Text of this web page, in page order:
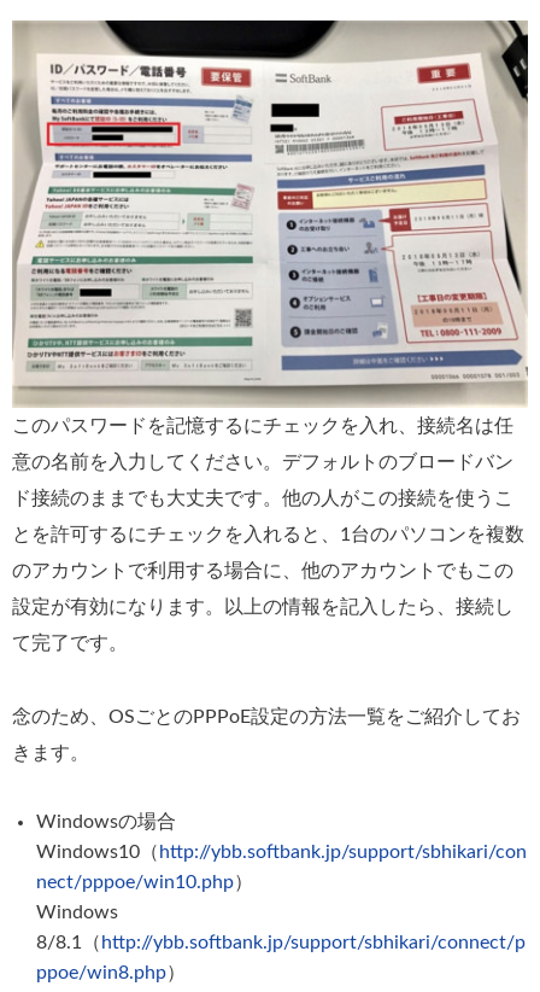
このパスワードを記憶するにチェックを入れ、接続名は任
意の名前を入力してください。デフォルトのブロードバン
ド接続のままでも大丈夫です。他の人がこの接続を使うこ
とを許可するにチェックを入れると、1台のパソコンを複数
のアカウントで利用する場合に、他のアカウントでもこの
設定が有効になります。以上の情報を記入したら、接続し
て完了です。
念のため、OSごとのPPPoE設定の方法一覧をご紹介してお
きます。
Windowsの場合
Windows10（ http://ybb.softbank.jp/support/sbhikari/con
nect/pppoe/win10.php）
Windows
8/8.1（ http://ybb.softbank.jp/support/sbhikari/connect/p
ppoe/win8.php）